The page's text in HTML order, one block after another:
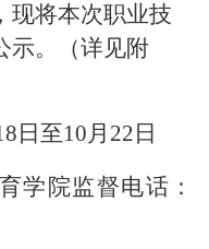
现将本次职业技
。
（详见附
日至10月22日
学院监督电话：